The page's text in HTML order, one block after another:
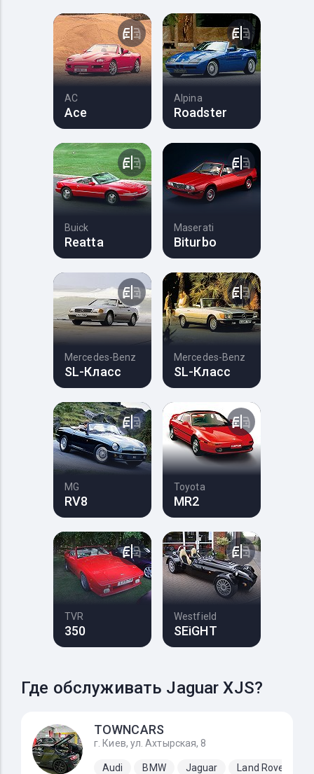
AC
Ace
Alpina
Roadster
Buick
Reatta
Maserati
Biturbo
Mercedes-Benz
SL-Класс
Mercedes-Benz
SL-Класс
MG
RV8
Toyota
MR2
TVR
350
Westfield
SEiGHT
Где обслуживать Jaguar XJS?
TOWNCARS
г. Киев, ул. Ахтырская, 8
Audi BMW Jaguar Land Rover